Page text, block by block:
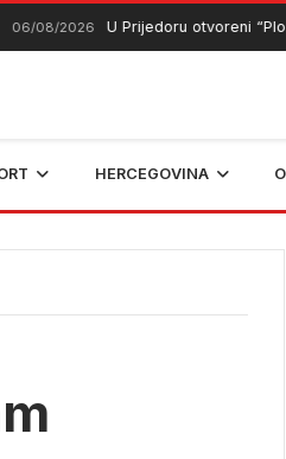
08/2026 U Prijedoru otvoreni
HERCEGOVINA